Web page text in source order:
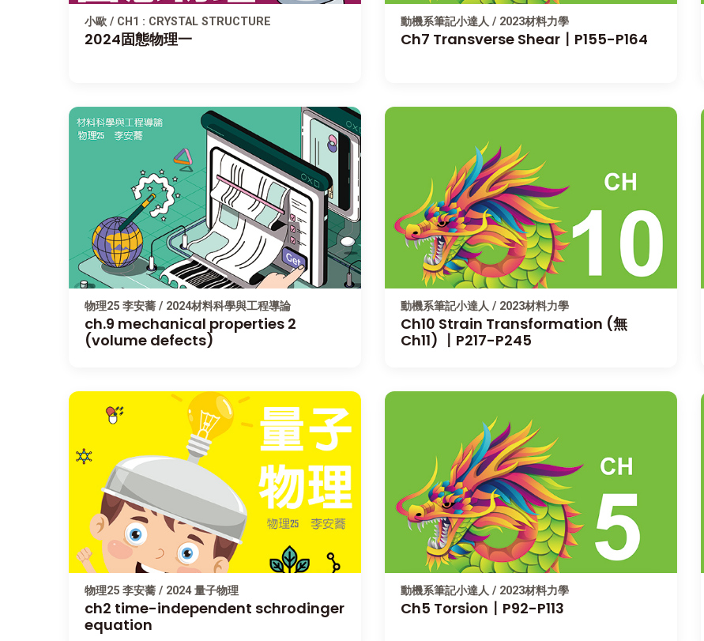
小歐 / CH1 : CRYSTAL STRUCTURE
2024固態物理一
動機系筆記小達人 / 2023材料力學
Ch7 Transverse Shear〡P155-P164
物理25 李安蕎 / 2024材料科學與工程導論
ch.9 mechanical properties 2
(volume defects)
動機系筆記小達人 / 2023材料力學
Ch10 Strain Transformation (無
Ch11) 〡P217-P245
物理25 李安蕎 / 2024 量子物理
ch2 time-independent schrodinger
equation
動機系筆記小達人 / 2023材料力學
Ch5 Torsion〡P92-P113